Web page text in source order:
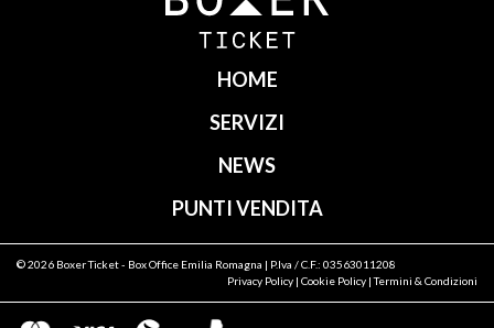
HOME
SERVIZI
NEWS
PUNTI VENDITA
© 2026 Boxer Ticket- Box Office Emilia Romagna | P.Iva / C.F.: 03563011208
Privacy Policy | Cookie Policy |Termini & Condizioni